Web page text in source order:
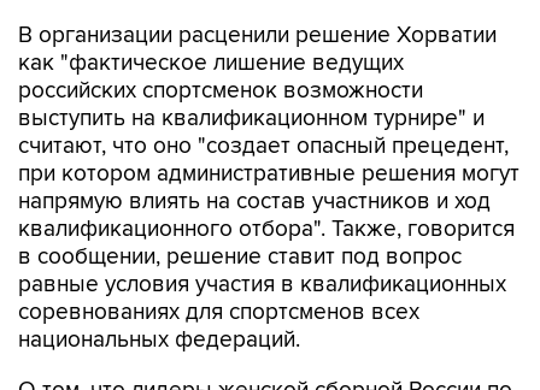
В организации расценили решение Хорватии
как "фактическое лишение ведущих
российских спортсменок возможности
выступить на квалификационном турнире" и
считают, что оно "создает опасный прецедент,
при котором административные решения могут
напрямую влиять на состав участников и ход
квалификационного отбора". Также, говорится
в сообщении, решение ставит под вопрос
равные условия участия в квалификационных
соревнованиях для спортсменов всех
национальных федераций.